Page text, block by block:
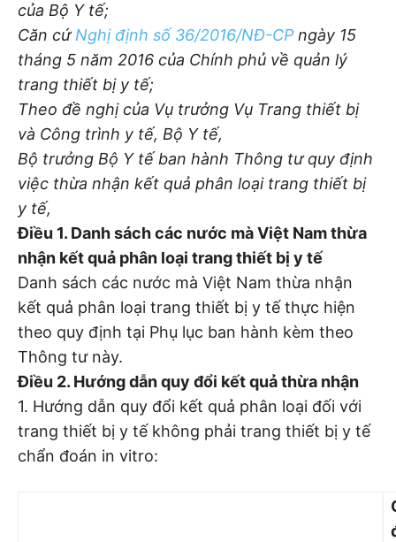
của Bộ Y tế;
Căn cứNghị định số 36/2016/NĐ-CP ngày 15
tháng 5 năm 2016 của Chính phủ về quản lý
trang thiết bị y tế;
Theo đề nghị của Vụ trưởng Vụ Trang thiết bị
và Công trình y tế, Bộ Y tế,
Bộ trưởng Bộ Y tế ban hành Thông tư quy định
việc thừa nhận kết quả phân loại trang thiết bị
y tế,
Điều 1. Danh sách các nước mà Việt Nam thừa
nhận kết quả phân loại trang thiết bị y tế
Danh sách các nước mà Việt Nam thừa nhận
kết quả phân loại trang thiết bị y tế thực hiện
theo quy định tại Phụ lục ban hành kèm theo
Thông tư này.
Điều 2. Hướng dẫn quy đổi kết quả thừa nhận
1. Hướng dẫn quy đổi kết quả phân loại đối với
trang thiết bị y tế không phải trang thiết bị y tế
chẩn đoán in vitro: